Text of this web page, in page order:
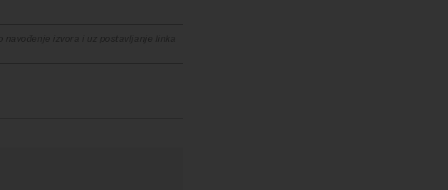
navođenje izvora i uz postavljanje linka